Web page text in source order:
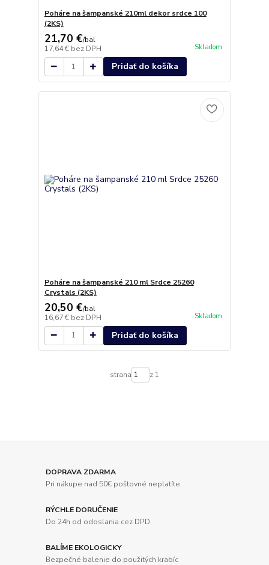
Poháre na šampanské 210ml dekor srdce 100
(2KS)
21,70 €/bal
17,64 € bez DPH Skladom
Pridať do košíka
Poháre na šampanské 210 ml Srdce 25260
Crystals (2KS)
20,50 €/bal
16,67 € bez DPH Skladom
Pridať do košíka
strana z 1
DOPRAVA ZDARMA
Pri nákupe nad 50€ poštovné neplatíte.
RÝCHLE DORUČENIE
Do 24h od odoslania cez DPD
BALÍME EKOLOGICKY
Bezpečné balenie do použitých krabíc